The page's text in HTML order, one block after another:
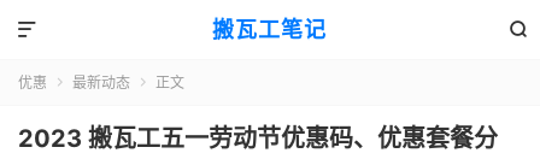
搬瓦工笔记 

优惠  最新动态  正文
2023 搬瓦工五一劳动节优惠码、优惠套餐分